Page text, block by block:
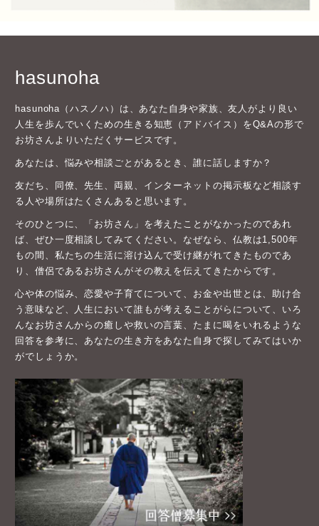
hasunoha
hasunoha（ハスノハ）は、あなた自身や家族、友人がより良い
人生を歩んでいくための生きる知恵（アドバイス）をQ&Aの形で
お坊さんよりいただくサービスです。
あなたは、悩みや相談ごとがあるとき、誰に話しますか？
友だち、同僚、先生、両親、インターネットの掲示板など相談す
る人や場所はたくさんあると思います。
そのひとつに、「お坊さん」を考えたことがなかったのであれ
ば、ぜひ一度相談してみてください。なぜなら、仏教は1,500年
もの間、私たちの生活に溶け込んで受け継がれてきたものであ
り、僧侶であるお坊さんがその教えを伝えてきたからです。
心や体の悩み、恋愛や子育てについて、お金や出世とは、助け合
う意味など、人生において誰もが考えることがらについて、いろ
んなお坊さんからの癒しや救いの言葉、たまに喝をいれるような
回答を参考に、あなたの生き方をあなた自身で探してみてはいか
がでしょうか。